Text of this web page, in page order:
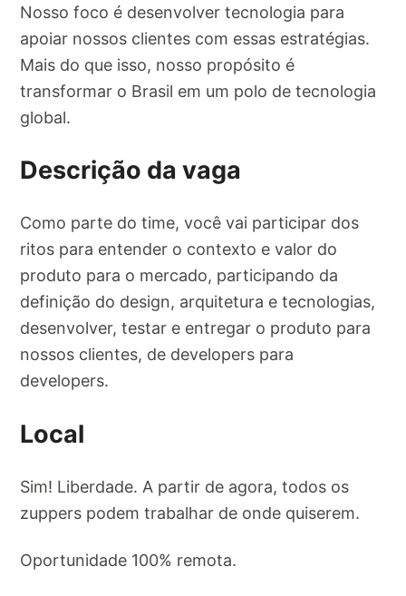
Nosso foco é desenvolver tecnologia para
apoiar nossos clientes com essas estratégias.
Mais do que isso, nosso propósito é
transformar o Brasil em um polo de tecnologia
global.
Descrição da vaga
Como parte do time, você vai participar dos
ritos para entender o contexto e valor do
produto para o mercado, participando da
definição do design, arquitetura e tecnologias,
desenvolver, testar e entregar o produto para
nossos clientes, de developers para
developers.
Local
Sim! Liberdade. A partir de agora, todos os
zuppers podem trabalhar de onde quiserem.
Oportunidade 100% remota.